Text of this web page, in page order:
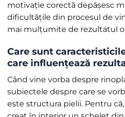
motivație corectă depășesc
dificultățile din procesul de
mai mulțumite de rezultatul
Care sunt
care influențează
Când vine vorba despre
subiectele despre care se
este structura pielii. Pentru